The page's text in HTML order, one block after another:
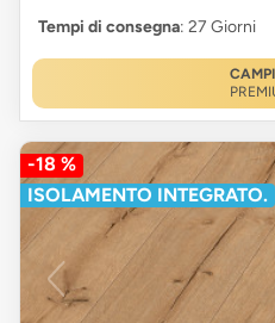
Tempi di consegna: 27 Giorni
-18 %
ISOLAMENTO INTEGRATO.